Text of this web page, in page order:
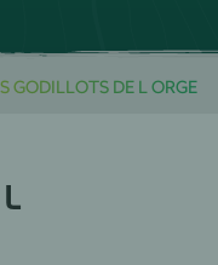
GODILLOTS DE L ORGE